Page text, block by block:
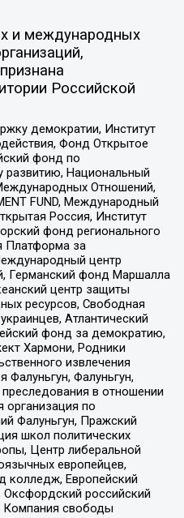
и международных
Российской
демократии, Институт
Фонд Открытое
фонд по
развитию, Национальный
Отношений,
FUND, Международный
Россия, Институт
фонд регионального
Платформа за
центр
Германский фонд Маршалла
центр защиты
ресурсов, Свободная
Атлантический
фонд за демократию,
Хармони, Родники
извлечения
Фалуньгун,
в отношении
организация по
Фалуньгун, Пражский
школ политических
Центр либеральной
европейцев,
колледж, Европейский
российский
свободы